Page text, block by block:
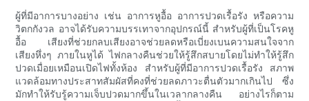
ผู้ที่มีอาการบางอย่าง เช่น อาการหูอื้อ อาการปวดเรื้อรัง หรือความ
วิตกกังวล อาจได้รับความบรรเทาจากอุปกรณ์นี้ สำหรับผู้ที่เป็นโรคหู
อื้อ เสียงที่ช่วยกลบเสียงอาจช่วยลดหรือเบี่ยงเบนความสนใจจาก
เสียงหึ่งๆ ภายในหูได้ ไฟกลางคืนช่วยให้รู้สึกสบายโดยไม่ทำให้รู้สึก
ปวดเมื่อยเหมือนเปิดไฟทั้งห้อง สำหรับผู้ที่มีอาการปวดเรื้อรัง สภาพ
แวดล้อมทางประสาทสัมผัสที่คงที่ช่วยลดภาวะตื่นตัวมากเกินไป ซึ่ง
มักทำให้รับรู้ความเจ็บปวดมากขึ้นในเวลากลางคืน อย่างไรก็ตาม